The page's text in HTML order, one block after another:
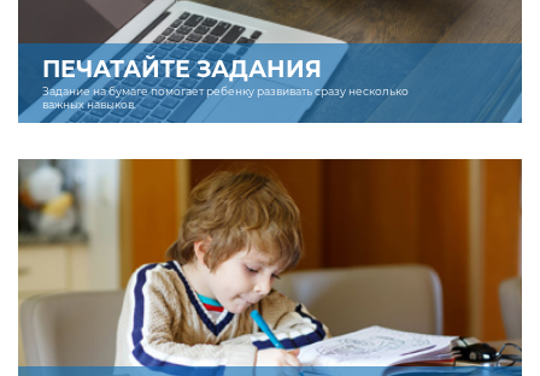
ПЕЧАТАЙТЕ ЗАДАНИЯ
Задание на бумаге помогает ребенку развивать сразу несколько
важных навыков.